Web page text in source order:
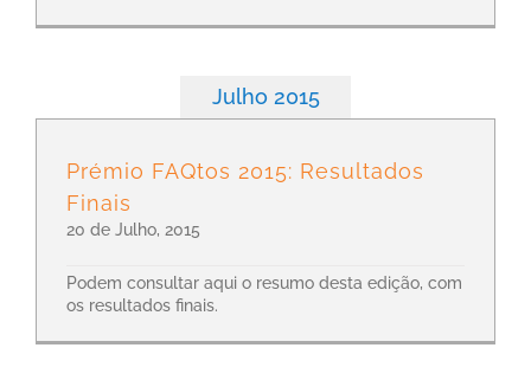
Julho 2015
Prémio FAQtos 2015: Resultados
Finais
20 de Julho, 2015
Podem consultar aqui o resumo desta edição, com
os resultados finais.